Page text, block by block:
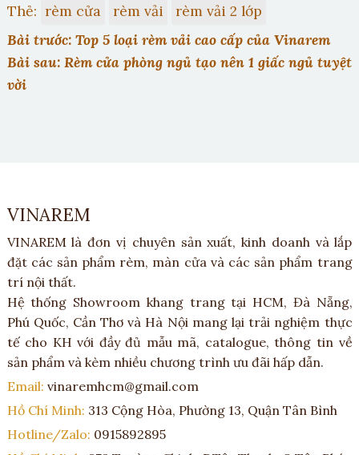
Thẻ: rèm cửa rèm vải
rèm vải 2 lớp
Bài trước: Top 5 loại rèm vải cao cấp của Vinarem
Bài sau: Rèm cửa phòng ngủ tạo nên 1 giấc ngủ tuyệt
vời
VINAREM
VINAREM là đơn vị chuyên sản xuất, kinh doanh và lắp
đặt các sản phẩm rèm, màn cửa và các sản phẩm trang
trí nội thất.
Hệ thống Showroom khang trang tại HCM, Đà Nẵng,
Phú Quốc, Cần Thơ và Hà Nội mang lại trải nghiệm thực
tế cho KH với đầy đủ mẫu mã, catalogue, thông tin về
sản phẩm và kèm nhiều chương trình ưu đãi hấp dẫn.
Email: vinaremhcm@gmail.com
Hồ Chí Minh: 313 Cộng Hòa, Phường 13, Quận Tân Bình
Hotline/Zalo: 0915892895